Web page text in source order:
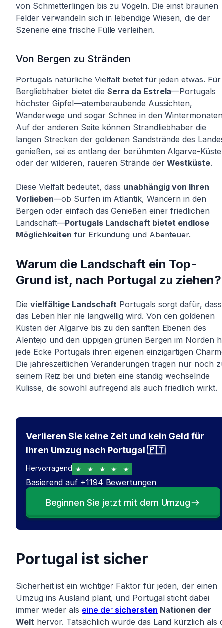
von Schmetterlingen bis zu Vögeln. Die einst braunen
Felder verwandeln sich in lebendige Wiesen, die der
Szenerie eine frische Fülle verleihen.
Von Bergen zu Stränden
Portugals natürliche Vielfalt bietet für jeden etwas. Für
Bergliebhaber bietet die Serra da Estrela—Portugals
höchster Gipfel—atemberaubende Aussichten,
Wanderwege und sogar Schnee in den
Auf der anderen Seite können Strandliebhaber die
langen Strecken der goldenen Sandstrände des
genießen, sei es entlang der berühmten Algarve-Küste
oder der wilderen, raueren Strände der Westküste.
Diese Vielfalt bedeutet, dass unabhängig von Ihren
Vorlieben—ob Surfen im Atlantik, Wandern in den
Bergen oder einfach das Genießen einer friedlichen
Landschaft—Portugals Landschaft bietet endlose
Möglichkeiten für Erkundung und Abenteuer.
Warum die Landschaft ein Top-
Grund ist, nach Portugal zu ziehen?
Die vielfältige Landschaft Portugals sorgt dafür, dass
das Leben hier nie langweilig wird. Von den goldenen
Küsten der Algarve bis zu den sanften Ebenen des
Alentejo und den üppigen grünen Bergen im Norden
jede Ecke Portugals ihren eigenen einzigartigen
Die jahreszeitlichen Veränderungen tragen nur noch
seinem Reiz bei und bieten eine ständig wechselnde
Kulisse, die sowohl aufregend als auch friedlich wirkt.
Verlieren Sie keine Zeit und kein Geld für
Ihren Umzug nach Portugal 🇵🇹
Hervorragend
Basierend auf +1194 Bewertungen
Beginnen Sie jetzt mit dem Umzug
Portugal ist sicher
Sicherheit ist ein wichtiger Faktor für jeden, der einen
Umzug ins Ausland plant, und Portugal sticht dabei
immer wieder als eine der sichersten Nationen der
Welt hervor. Tatsächlich wurde das Land kürzlich als